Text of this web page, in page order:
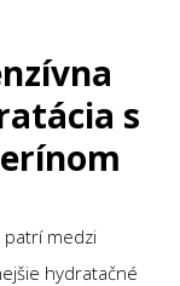
s
patrí medzi
hydratačné